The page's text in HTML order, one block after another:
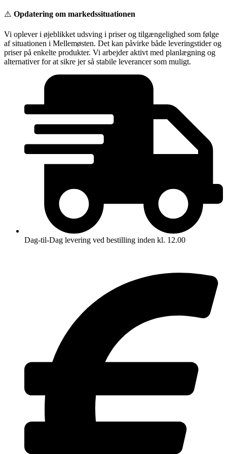
Videre
indhold
⚠️ Opdatering om markedssituationen
Vi oplever i øjeblikket udsving i priser og tilgængelighed som følge
af situationen i Mellemøsten. Det kan påvirke både leveringstider og
priser på enkelte produkter. Vi arbejder aktivt med planlægning og
alternativer for at sikre jer så stabile leverancer som muligt.
Dag-til-Dag levering ved bestilling inden kl. 12.00